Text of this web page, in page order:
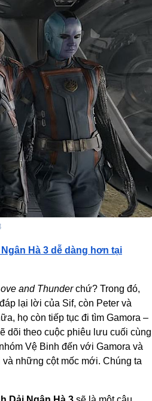
Hà 3 dễ dàng hơn tại
and Thunderchứ? Trong đó,
lại lời của Sif, còn Peter và
họ còn tiếp tục đi tìm Gamora –
dõi theo cuộc phiêu lưu cuối cùng
Vệ Binh đến với Gamora và
những cột mốc mới. Chúng ta